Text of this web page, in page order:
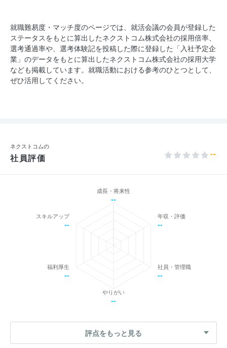
就職難易度・マッチ度のページでは、就活会議の会員が登録した
ステータスをもとに算出したネクストコム株式会社の採用倍率、
選考通過率や、選考体験記を投稿した際に登録した「入社予定企
業」のデータをもとに算出したネクストコム株式会社の採用大学
なども掲載しています。就職活動における参考のひとつとして、
ぜひ活用してください。
ネクストコムの
社員評価 --
成長・将来性
--
年収・評価
--
社員・管理職
--
やりがい
--
福利厚生
--
スキルアップ
--
評点をもっと見る